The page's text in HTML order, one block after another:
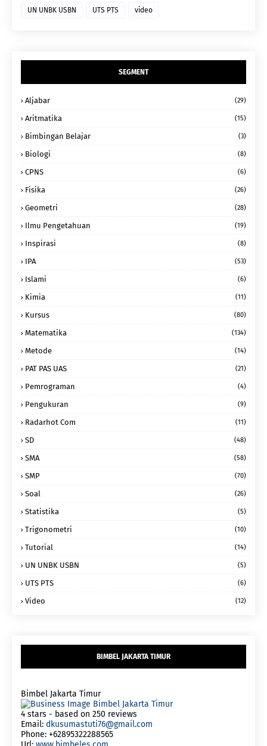
UN UNBK USBN UTS PTS video
SEGMENT
Aljabar (29)
Aritmatika (15)
Bimbingan Belajar (3)
Biologi (8)
CPNS (6)
Fisika (26)
Geometri (28)
Ilmu Pengetahuan (19)
Inspirasi (8)
IPA (53)
Islami (6)
Kimia (11)
Kursus (80)
Matematika (134)
Metode (14)
PAT PAS UAS (21)
Pemrograman (4)
Pengukuran (9)
Radarhot Com (11)
SD (48)
SMA (58)
SMP (70)
Soal (26)
Statistika (5)
Trigonometri (10)
Tutorial (14)
UN UNBK USBN (5)
UTS PTS (6)
Video (12)
BIMBEL JAKARTA TIMUR
Bimbel Jakarta Timur
4 stars - based on 250 reviews
Email: dkusumastuti76@gmail.com
Phone: +62895322288565